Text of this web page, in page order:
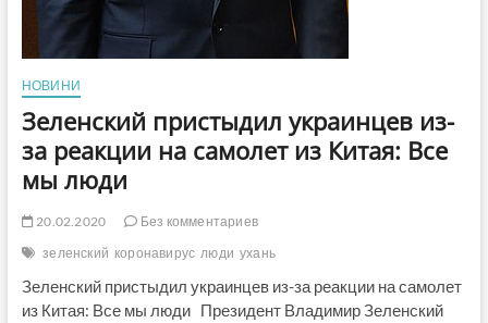
НОВИНИ
Зеленский пристыдил украинцев из-
за реакции на самолет из Китая: Все
мы люди
20.02.2020
Без комментариев
зеленский коронавирус люди ухань
Зеленский пристыдил украинцев из-за реакции на самолет
из Китая: Все мы люди Президент Владимир Зеленский